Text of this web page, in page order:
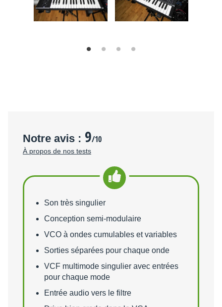
Notre avis : 9/10
À propos de nos tests
Points forts
Son très singulier
Conception semi-modulaire
VCO à ondes cumulables et variables
Sorties séparées pour chaque onde
VCF multimode singulier avec entrées
pour chaque mode
Entrée audio vers le filtre